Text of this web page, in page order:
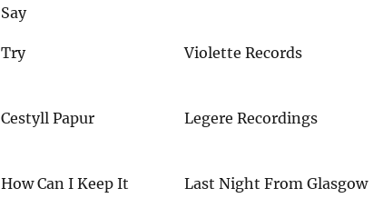
Say
Try Violette Records
Cestyll Papur Legere Recordings
How Can I Keep It
Last Night From Glasgow